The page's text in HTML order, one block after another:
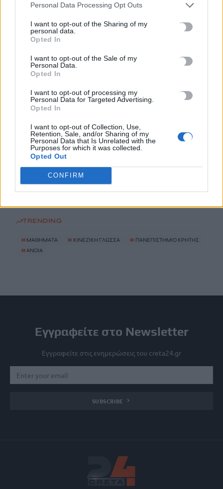
Personal Data Processing Opt Outs
I want to opt-out of the Sharing of my
personal data.
Opted In
I want to opt-out of the Sale of my
Personal Data.
Opted In
I want to opt-out of processing my
Personal Data for Targeted Advertising.
Opted In
I want to opt-out of Collection, Use,
Retention, Sale, and/or Sharing of my
Personal Data that Is Unrelated with the
Purposes for which it was collected.
Opted Out
CONFIRM
καθηγητής -Διδάσκει συνομηλίκους του
8 Αυγούστου, 2026
Πότε θα πληρωθούν οι συντάξεις Σεπτεμβρίου
8 Αυγούστου, 2026
Τα κύματα καύσωνα στην Ιταλία, τη Γαλλία και την Ισπανία
8 Αυγούστου, 2026
Λεύκανση δοντιών: Συμβουλές ειδικών για ένα πιο λαμπερό
χαμόγελο
8 Αυγούστου, 2026
TRENDING
# ΜΑΘΗΜΑΤΑ # ΚΙΝΕΖΙΚΗ ΓΛΩΣΣΑ # ΠΑΝΕΠΙΣΤΗΜΙΟ ΚΡΗΤΗΣ
#ΑΝΟΙΑ
Εγγραφείτε στο Newsletter
Εγγραφείτε στις ενημερώσεις του creta24.gr
SUBSCRIBE